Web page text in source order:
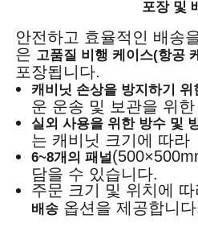
포장 및
안전하고 효율적인 배송
은 고품질 비행 케이스(항공
포장됩니다.
캐비닛 손상을 방지하기
운 운송 및 보관을 위
실외 사용을 위한 방수 및
는 캐비닛 크기에 따라
6~8개의 패널
담을 수 있습니다.
주문 크기 및 위치에 따
배송 옵션을 제공합니